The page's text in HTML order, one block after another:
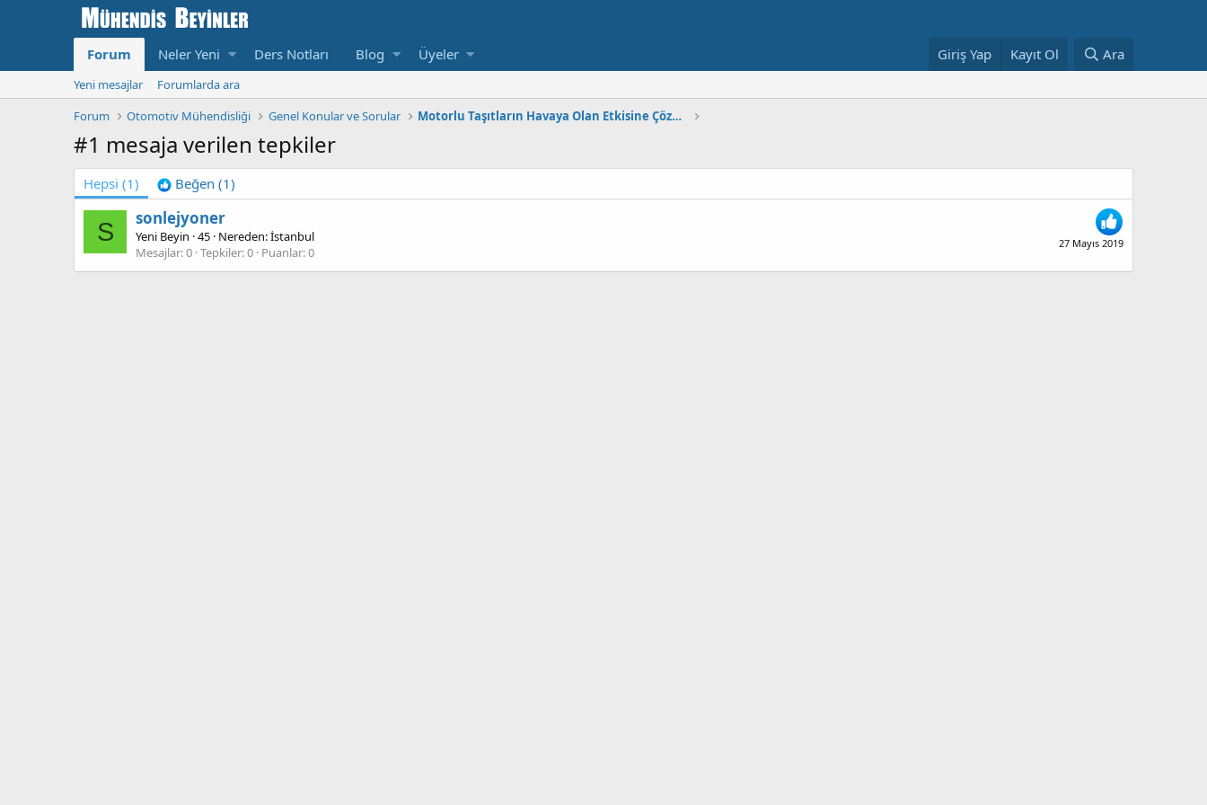
Forum Neler Yeni Ders Notları Blog Üyeler Giriş Yap Kayıt Ol Ara
Yeni mesajlar
Forumlarda ara
Forum
Otomotiv Mühendisliği Genel Konular ve Sorular Motorlu Taşıtların Havaya Olan Etkisine Çözüm Olur mu?
#1 mesaja verilen tepkiler
Hepsi (1) Beğen (1)
S 27 Mayıs 2019
sonlejyoner
Yeni Beyin ·45 · Nereden:İstanbul
Mesajlar 0 Tepkiler 0 Puanlar 0